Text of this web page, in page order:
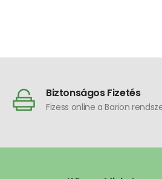
Biztonságos Fizetés
Fizess online a Barion